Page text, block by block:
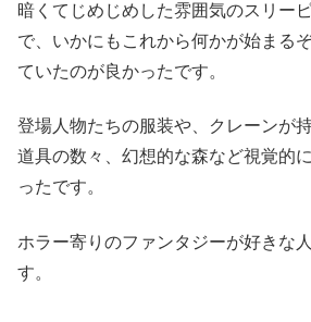
暗くてじめじめした雰囲気のスリー
で、いかにもこれから何かが始まる
ていたのが良かったです。
登場人物たちの服装や、クレーンが
道具の数々、幻想的な森など視覚的
ったです。
ホラー寄りのファンタジーが好きな
す。